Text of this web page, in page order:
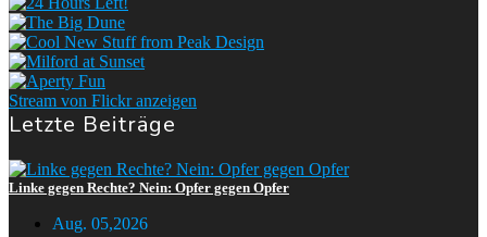
Stream von Flickr anzeigen
Letzte Beiträge
Linke gegen Rechte? Nein: Opfer gegen Opfer
Aug. 05,2026